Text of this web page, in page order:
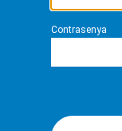
Contrasenya